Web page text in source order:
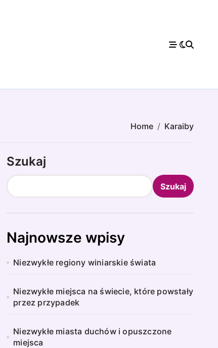
Home Karaiby
Szukaj
Szukaj
Najnowsze wpisy
Niezwykłe regiony winiarskie świata
Niezwykłe miejsca na świecie, które powstały
przez przypadek
Niezwykłe miasta duchów i opuszczone
miejsca